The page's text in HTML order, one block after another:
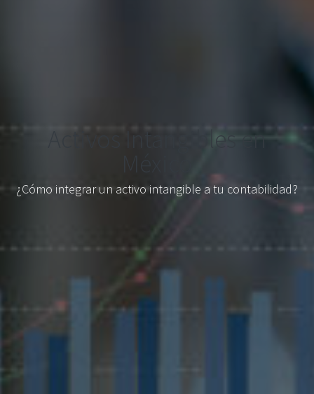
Activos Intangibles en
¿Cómo integrar un activo intangible a tu contabilidad?